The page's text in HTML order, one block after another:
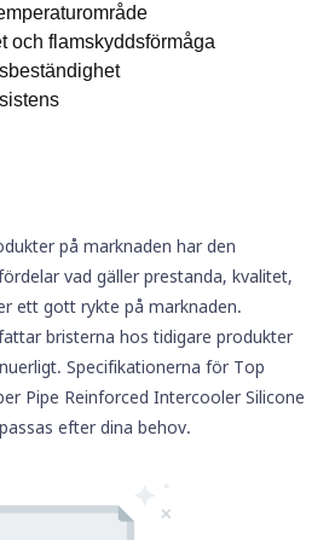
och flamskyddsförmåga
på marknaden har den
vad gäller prestanda, kvalitet,
ett gott rykte på marknaden.
bristerna hos tidigare produkter
Specifikationerna för Top
Pipe Reinforced IntercoolerSilicone
efter dina behov.